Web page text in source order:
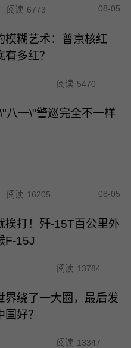
阅读 6773 08-05
模糊艺术：普京核红
多红？
阅读 5470
八一\"警巡完全不一样
阅读 16205 08-05
挨打！歼-15T百公里外
F-15J
阅读 13784
界绕了一大圈，最后发
好？
阅读 13347